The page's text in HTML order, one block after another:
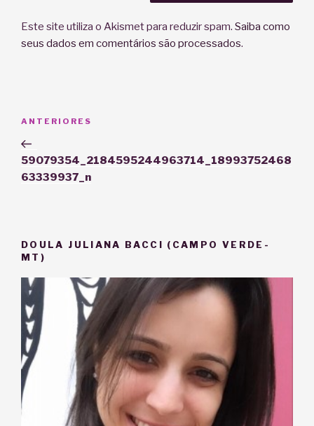
Este site utiliza o Akismet para reduzir spam. Saiba como
seus dados em comentários são processados.
Post
Post
anterior
ANTERIORES
59079354_2184595244963714_18993752468
63339937_n
DOULA JULIANA BACCI (CAMPO VERDE-
MT)